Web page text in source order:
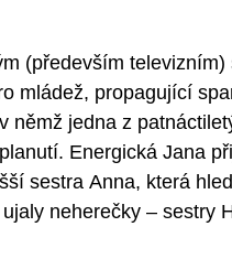
(především
mládež, propagující
němž jedna z
Energická Jana
sestra Anna, která
neherečky – sestry